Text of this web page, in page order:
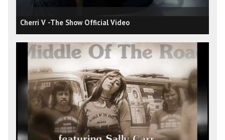
Cherri V -The Show Official Video